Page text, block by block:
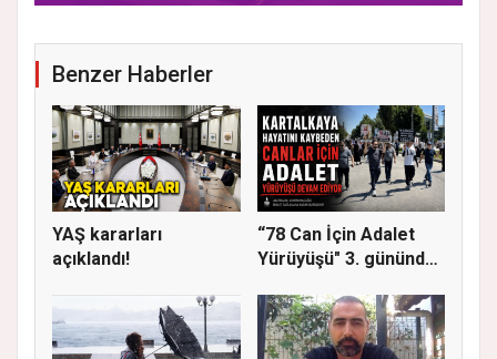
Benzer Haberler
YAŞ kararları
açıklandı!
“78 Can İçin Adalet
Yürüyüşü" 3. gününde